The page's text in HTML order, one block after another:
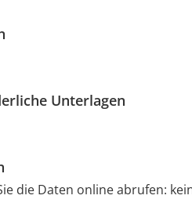
Unterlagen
die Daten online abrufen: